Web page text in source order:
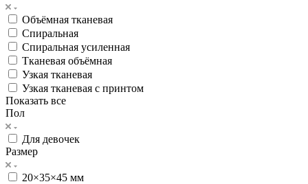
Объёмная тканевая
Спиральная
Спиральная усиленная
Тканевая объёмная
Узкая тканевая
Узкая тканевая с принтом
Показать все
Пол
Для девочек
Размер
20×35×45 мм